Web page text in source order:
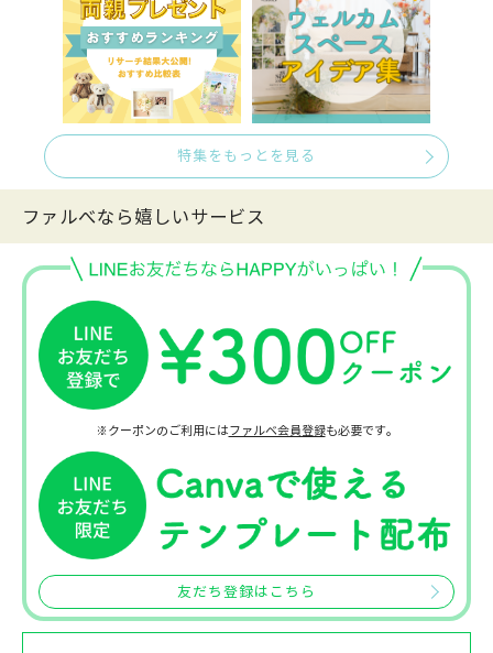
特集をもっとを見る
ファルべなら嬉しいサービス
※クーポンのご利用にはファルベ会員登録も必要です。
友だち登録はこちら